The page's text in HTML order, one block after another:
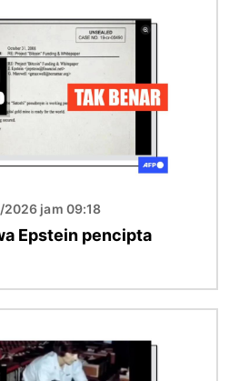
jam 09:18
Epstein pencipta